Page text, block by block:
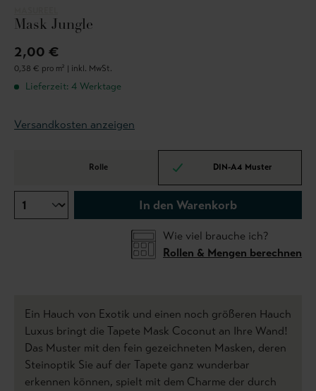
Mask Jungle
2,00 €
0,38 € pro m² | inkl. MwSt.
Lieferzeit: 4 Werktage
Versandkosten anzeigen
Rolle DIN-A4 Muster
In den Warenkorb
Wie viel brauche ich?
Rollen & Mengen berechnen
Ein Hauch von Exotik und einen noch größeren Hauch
Luxus bringt die Tapete Mask Coconut an Ihre Wand!
Das Muster mit den fein gezeichneten Masken, deren
Steinoptik Sie auf der Tapete ganz wunderbar
erkennen können, spielt mit dem Charme der durch